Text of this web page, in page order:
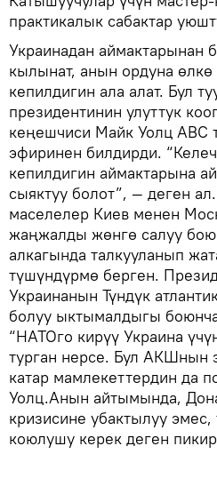
практикалык сабактар
Украинадан аймактарынан
кылынат, анын ордуна өлкө
кепилдигин ала алат. Бул
президентинин улуттук
кеңешчиси Майк Уолц ABC
эфиринен билдирди.
кепилдигин аймактарына
сыяктуу болот”, — деген
маселелер Киев менен
жаңжалды жөнгө салуу
алкагында талкууланып
түшүндүрмө берген.
Украинанын Түндүк
болуу ыктымалдыгы
“НАТОго кирүү Украина
турган нерсе. Бул АКШнын
катар мамлекеттердин да
Уолц.Анын айтымында,
кризисине убактылуу эмес,
коюлушу керек деген